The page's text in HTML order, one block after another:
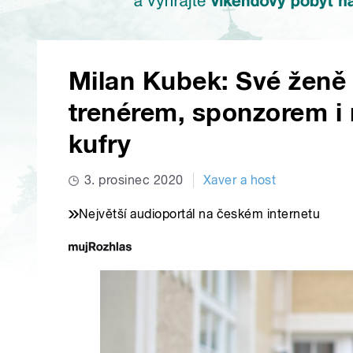
Milan Kubek: Své
trenérem, sponzorem
kufry
3. prosinec 2020 Xaver a host
Největší audioportál na českém internetu